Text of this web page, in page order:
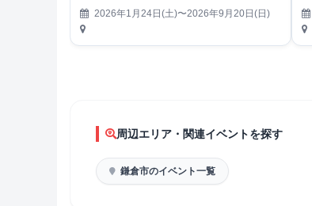
2026年1月24日(土)〜2026年9月20日(日)
周辺エリア・関連イベントを探す
鎌倉市のイベント一覧